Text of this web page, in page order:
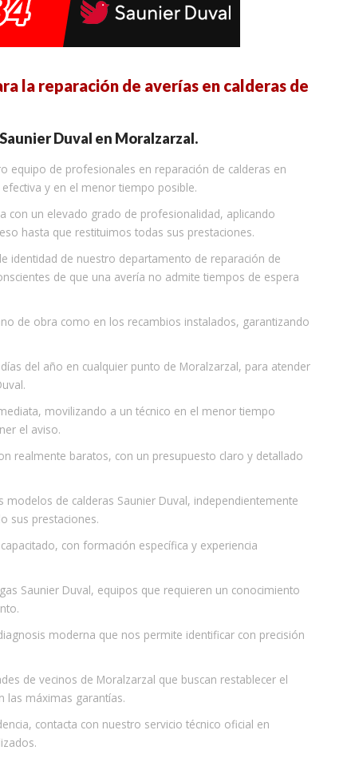
la reparación de averías en calderas de
Duval en Moralzarzal.
equipo de profesionales en reparación de calderas en
y en el menor tiempo posible.
con un elevado grado de profesionalidad, aplicando
hasta que restituimos todas sus prestaciones.
identidad de nuestro departamento de reparación de
de que una avería no admite tiempos de espera
de obra como en los recambios instalados, garantizando
del año en cualquier punto de Moralzarzal, para atender
movilizando a un técnico en el menor tiempo
el aviso.
realmente baratos, con un presupuesto claro y detallado
de calderas Saunier Duval, independientemente
sus prestaciones.
con formación específica y experiencia
Saunier Duval, equipos que requieren un conocimiento
moderna que nos permite identificar con precisión
de vecinos de Moralzarzal que buscan restablecer el
las máximas garantías.
contacta con nuestro servicio técnico oficial en